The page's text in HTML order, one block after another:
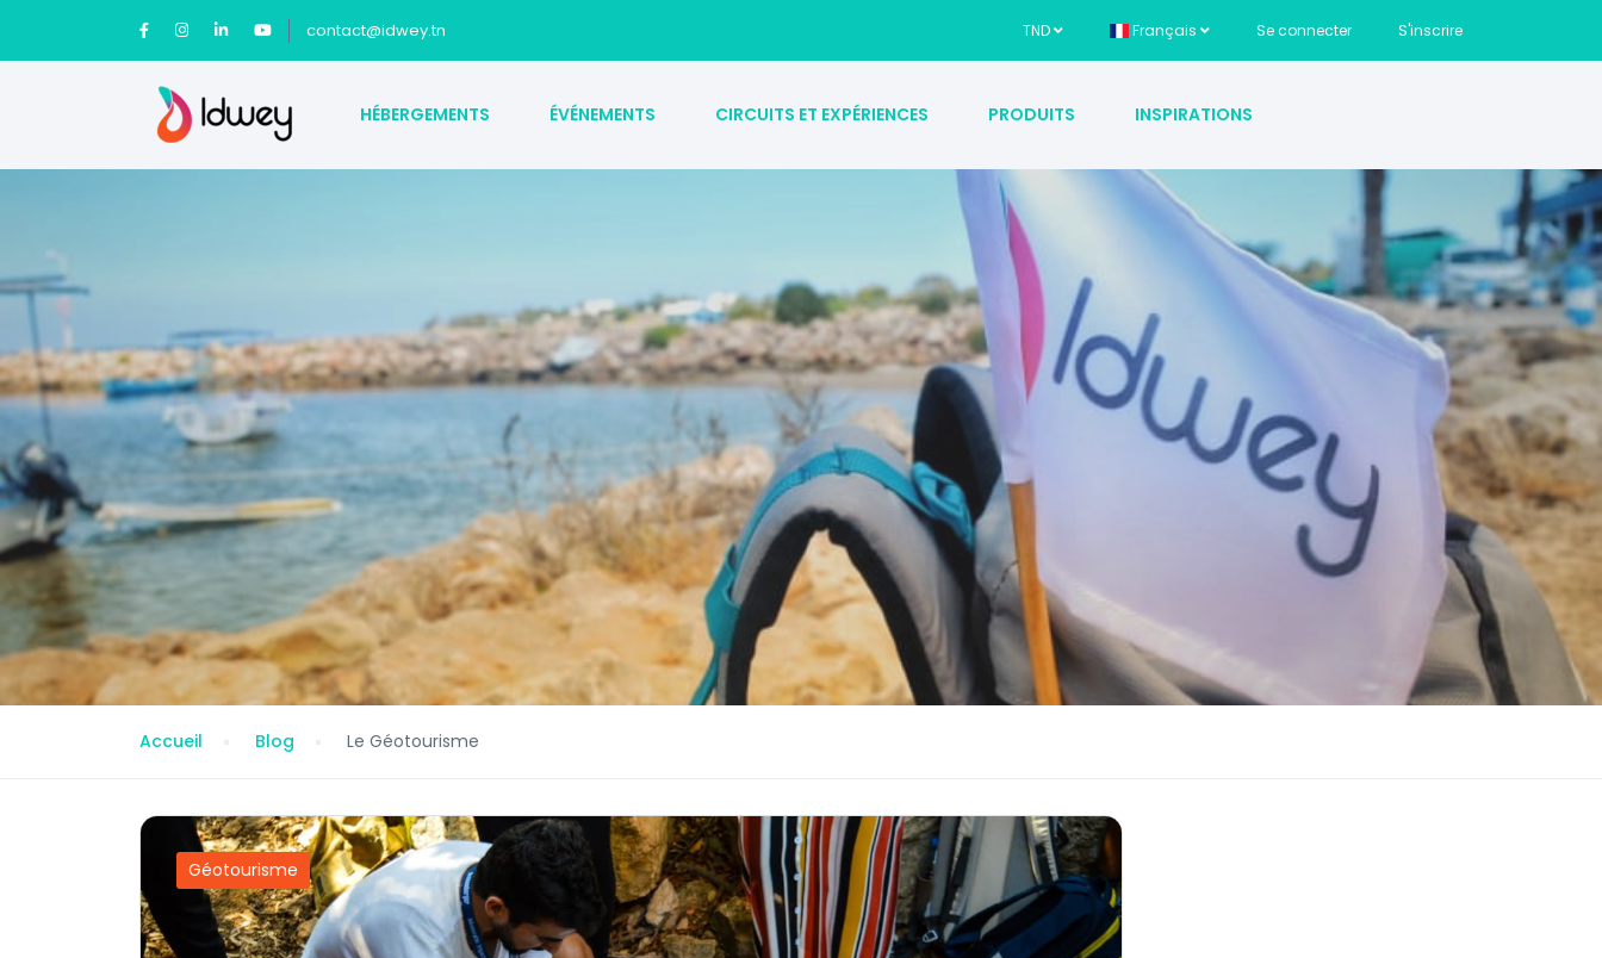
contact@idwey.tn TND Français Se connecter S'inscrire
HÉBERGEMENTS ÉVÉNEMENTS CIRCUITS ET EXPÉRIENCES PRODUITS INSPIRATIONS
Accueil Blog Le Géotourisme
Géotourisme